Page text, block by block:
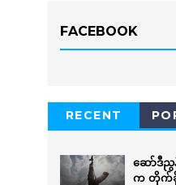
FACEBOOK
RECENT
ဆော်ဒီ
က တိုက်